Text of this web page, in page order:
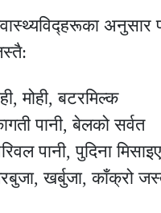
अनुसार
मोही, बटरमिल्क
पानी, बेलको सर्वत
पानी, पुदिना
खर्बुजा, काँक्रो